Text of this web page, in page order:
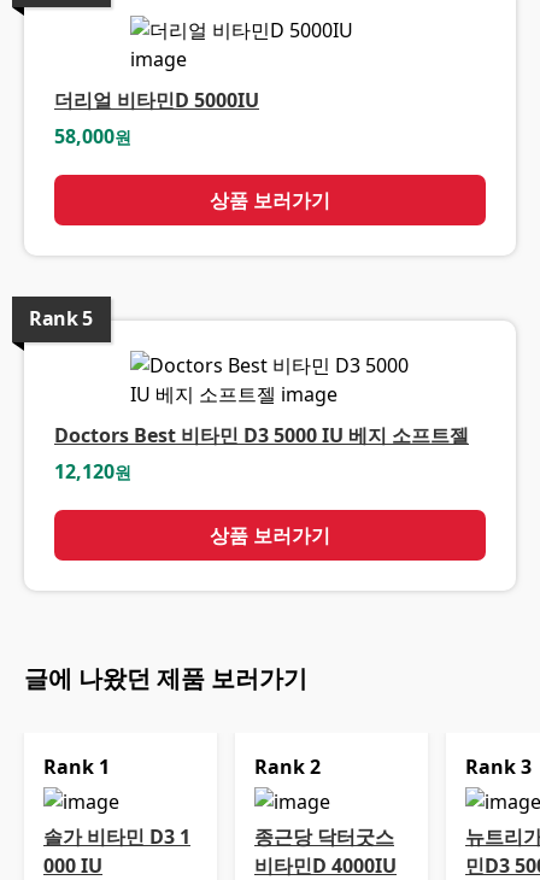
더리얼 비타민D 5000IU
58,000원
상품 보러가기
Rank5
Doctors Best 비타민 D3 5000 IU 베지 소프트젤
12,120원
상품 보러가기
글에 나왔던 제품 보러가기
Rank 1
솔가 비타민 D3 1
000 IU
Rank2
종근당 닥터굿스
비타민D 4000IU
Rank3
뉴트리
민D3